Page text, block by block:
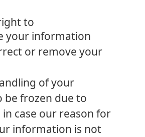
to
your information
or remove your
of your
frozen due to
case our reason for
information is not